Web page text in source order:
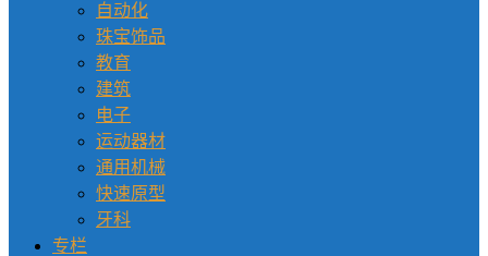
自动化
珠宝饰品
教育
建筑
电子
运动器材
通用机械
快速原型
牙科
专栏